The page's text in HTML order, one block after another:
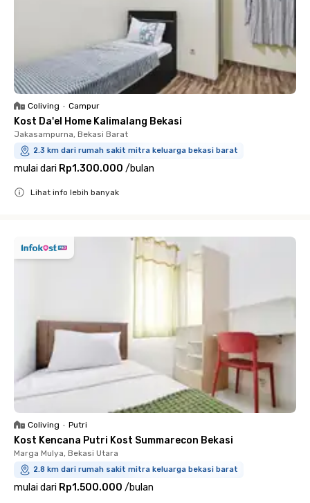
Coliving • Campur
Kost Da'el Home Kalimalang Bekasi
Jakasampurna, Bekasi Barat
2.3 km dari rumah sakit mitra keluarga bekasi barat
mulai dari Rp1.300.000 /bulan
Lihat info lebih banyak
Coliving • Putri
Kost Kencana Putri Kost Summarecon Bekasi
Marga Mulya, Bekasi Utara
2.8 km dari rumah sakit mitra keluarga bekasi barat
mulai dari Rp1.500.000 /bulan